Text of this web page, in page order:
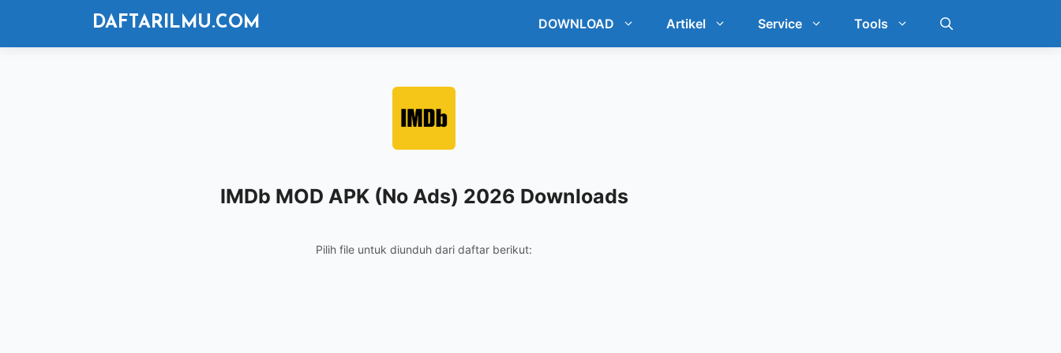
DAFTARILMU.COM DOWNLOAD Artikel Service Tools
IMDb MOD APK (No Ads) 2026 Downloads
Pilih file untuk diunduh dari daftar berikut: